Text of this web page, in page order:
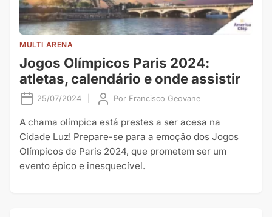
MULTI ARENA
Jogos Olímpicos Paris 2024:
atletas, calendário e onde assistir
25/07/2024 Por Francisco Geovane
A chama olímpica está prestes a ser acesa na
Cidade Luz! Prepare-se para a emoção dos Jogos
Olímpicos de Paris 2024, que prometem ser um
evento épico e inesquecível.